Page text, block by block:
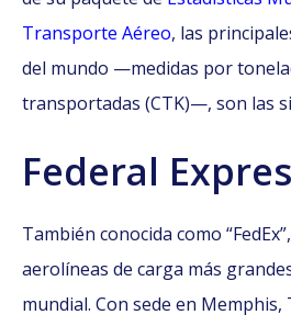
Transporte Aéreo, las
del mundo —medidas por
transportadas (CTK)—, son las
Federal
También conocida como
aerolíneas de carga más
mundial. Con sede en Memphis,